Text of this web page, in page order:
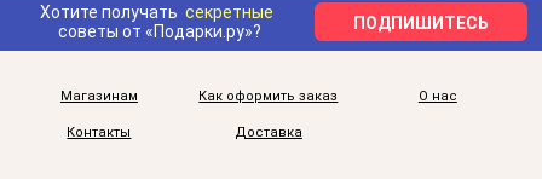
Хотите получать секретные
советы от «Подарки.ру»?
ПОДПИШИТЕСЬ
Магазинам Как оформить заказ О нас
Контакты Доставка